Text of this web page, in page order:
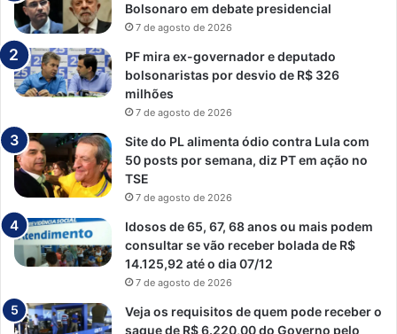
Bolsonaro em debate presidencial
7 de agosto de 2026
PF mira ex-governador e deputado
bolsonaristas por desvio de R$ 326
milhões
7 de agosto de 2026
Site do PL alimenta ódio contra Lula com
50 posts por semana, diz PT em ação no
TSE
7 de agosto de 2026
Idosos de 65, 67, 68 anos ou mais podem
consultar se vão receber bolada de R$
14.125,92 até o dia 07/12
7 de agosto de 2026
Veja os requisitos de quem pode receber o
saque de R$ 6.220,00 do Governo pelo